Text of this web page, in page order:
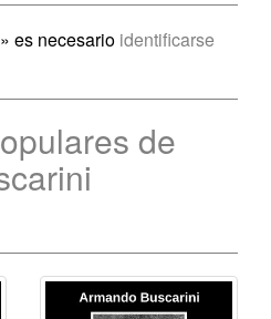
es necesario identificarse
de